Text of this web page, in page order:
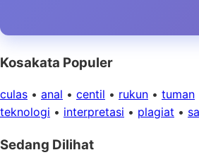
Kosakata Populer
culas • anal • centil • rukun • tuman
teknologi • interpretasi • plagiat •
Sedang Dilihat